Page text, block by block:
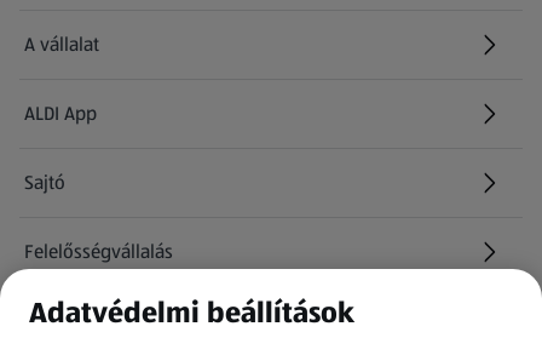
A vállalat
ALDI App
Sajtó
Felelősségvállalás
Információk
Adatvédelmi beállítások